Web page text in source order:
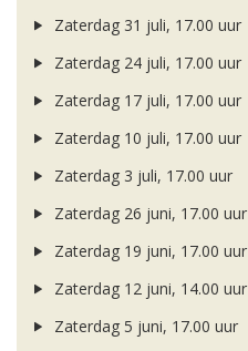
Zaterdag 31 juli, 17.00 uur
Zaterdag 24 juli, 17.00 uur
Zaterdag 17 juli, 17.00 uur
Zaterdag 10 juli, 17.00 uur
Zaterdag 3 juli, 17.00 uur
Zaterdag 26 juni, 17.00 uur
Zaterdag 19 juni, 17.00 uur
Zaterdag 12 juni, 14.00 uur
Zaterdag 5 juni, 17.00 uur